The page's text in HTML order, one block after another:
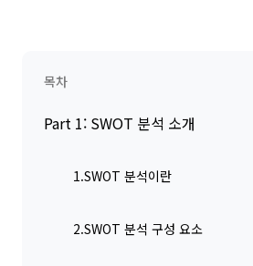
목차
Part 1: SWOT 분석 소개
1.SWOT 분석이란
2.SWOT 분석 구성 요소